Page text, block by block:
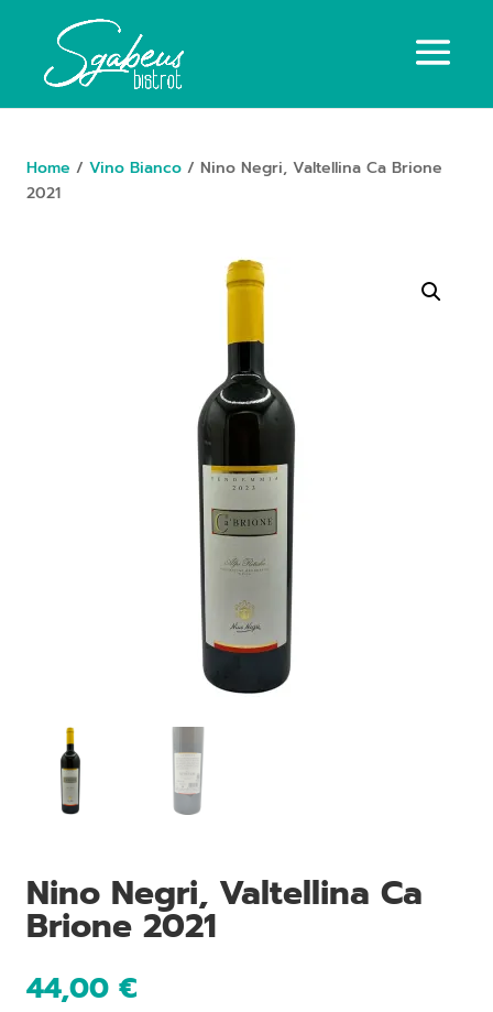
Home / Vino Bianco / Nino Negri, Valtellina Ca Brione
2021
Nino Negri, Valtellina Ca
Brione 2021
44,00 €